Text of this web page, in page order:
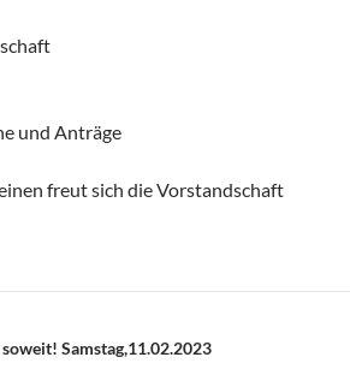
und Anträge
freut sich die Vorstandschaft
Samstag,11.02.2023